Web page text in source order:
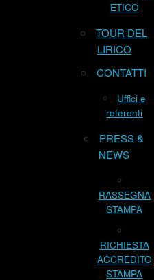
ETICO
TOUR DEL
LIRICO
CONTATTI
Uffici e
referenti
PRESS &
NEWS
RASSEGNA
STAMPA
RICHIESTA
ACCREDITO
STAMPA